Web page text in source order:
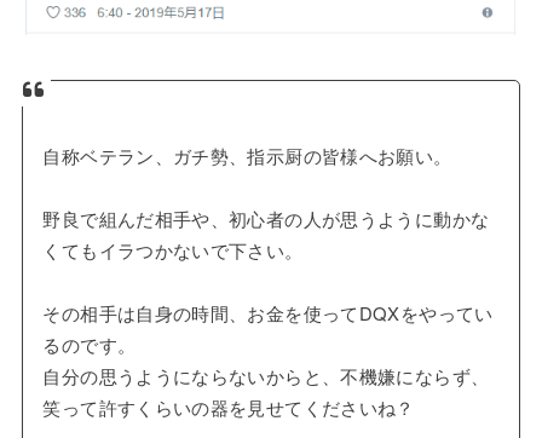
自称ベテラン、ガチ勢、指示厨の皆様へお願い。
野良で組んだ相手や、初心者の人が思うように動かな
くてもイラつかないで下さい。
その相手は自身の時間、お金を使ってDQXをやってい
るのです。
自分の思うようにならないからと、不機嫌にならず、
笑って許すくらいの器を見せてくださいね？